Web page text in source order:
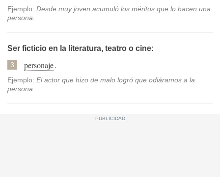
Ejemplo: Desde muy joven acumuló los méritos que lo hacen una
persona.
Ser ficticio en la literatura, teatro o cine:
3 personaje.
Ejemplo: El actor que hizo de malo logró que odiáramos a la
persona.